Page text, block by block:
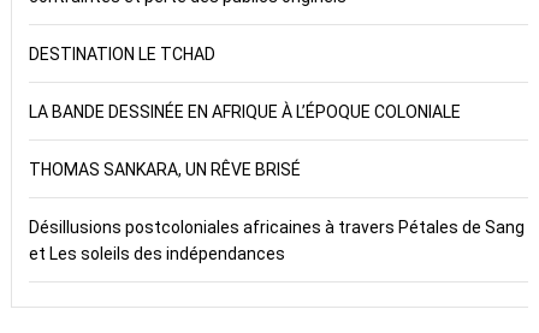
DESTINATION LE TCHAD
LA BANDE DESSINÉE EN AFRIQUE À L’ÉPOQUE COLONIALE
THOMAS SANKARA, UN RÊVE BRISÉ
Désillusions postcoloniales africaines à travers Pétales de Sang
et Les soleils des indépendances